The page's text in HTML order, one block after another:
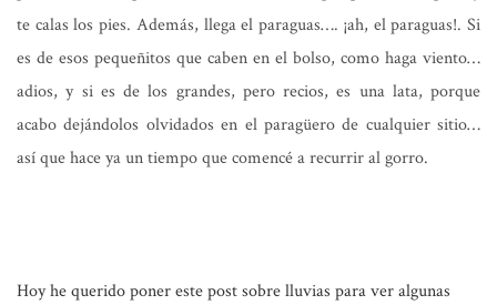
te calas los pies. Además, llega el paraguas…. ¡ah, el paraguas!. Si
es de esos pequeñitos que caben en el bolso, como haga viento…
adios, y si es de los grandes, pero recios, es una lata, porque
acabo dejándolos olvidados en el paragüero de cualquier sitio…
así que hace ya un tiempo que comencé a recurrir al gorro.
Hoy he querido poner este post sobre lluvias para ver algunas